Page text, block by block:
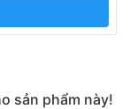
sản phẩm này!